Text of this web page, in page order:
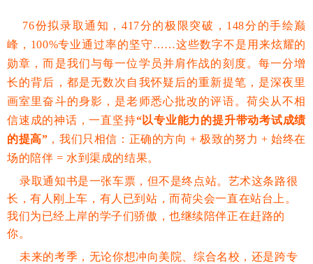
76份拟录取通知，417分的极限突破，148分的手绘巅
峰，100%专业通过率的坚守……这些数字不是用来炫耀的
勋章，而是我们与每一位学员并肩作战的刻度。每一分增
长的背后，都是无数次自我怀疑后的重新提笔，是深夜里
画室里奋斗的身影，是老师悉心批改的评语。荷尖从不相
信速成的神话，一直坚持“以专业能力的提升带动考试成绩
的提高” ，我们只相信：正确的方向 + 极致的努力 + 始终在
场的陪伴 = 水到渠成的结果。
录取通知书是一张车票，但不是终点站。艺术这条路很
长，有人刚上车，有人已到站，而荷尖会一直在站台上。
我们为已经上岸的学子们骄傲，也继续陪伴正在赶路的
你。
未来的考季，无论你想冲向美院、综合名校，还是跨专